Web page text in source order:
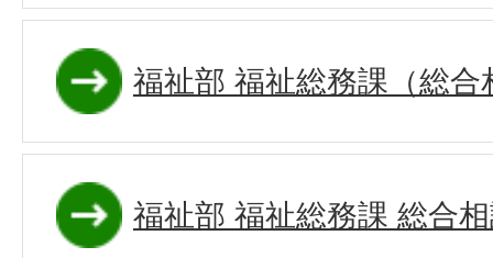
福祉部 福祉総務課（総
福祉部 福祉総務課 総合